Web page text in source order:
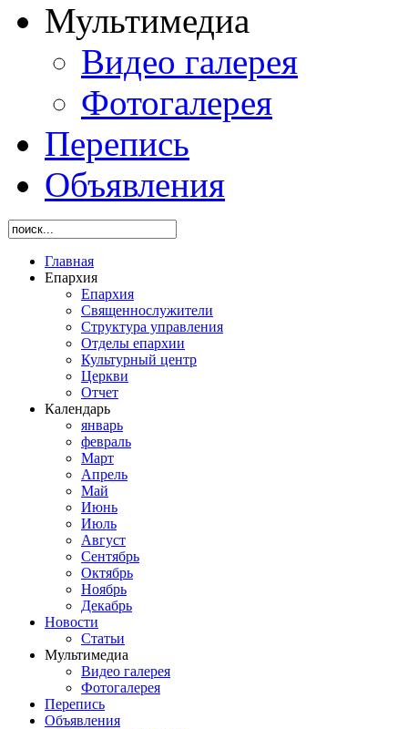
Мультимедиа
Видео галерея
Фотогалерея
Перепись
Объявления
Главная
Епархия
Епархия
Священнослужители
Структура управления
Отделы епархии
Культурный центр
Церкви
Отчет
Календарь
январь
февраль
Март
Апрель
Май
Июнь
Июль
Август
Сентябрь
Октябрь
Ноябрь
Декабрь
Новости
Статьи
Мультимедиа
Видео галерея
Фотогалерея
Перепись
Объявления